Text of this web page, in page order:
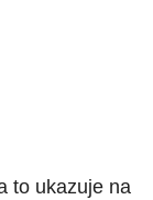
to ukazuje na